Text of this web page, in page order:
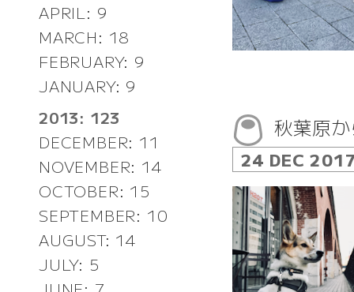
APRIL: 9
MARCH: 18
FEBRUARY: 9
JANUARY: 9
2013: 123
DECEMBER: 11
NOVEMBER: 14
OCTOBER: 15
SEPTEMBER: 10
AUGUST: 14
JULY: 5
秋葉原
24 DEC